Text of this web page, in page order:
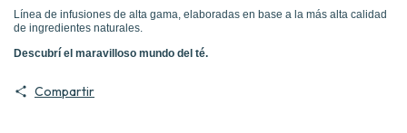
Línea de infusiones de alta gama, elaboradas en base a la más alta calidad
de ingredientes naturales.
Descubrí el maravilloso mundo del té.
Compartir